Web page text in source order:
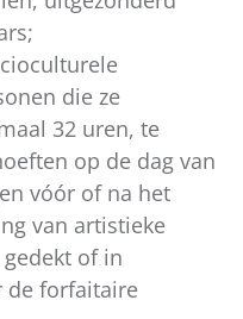
die ze
32 uren, te
op de dag van
vóór of na het
van artistieke
of in
de forfaitaire